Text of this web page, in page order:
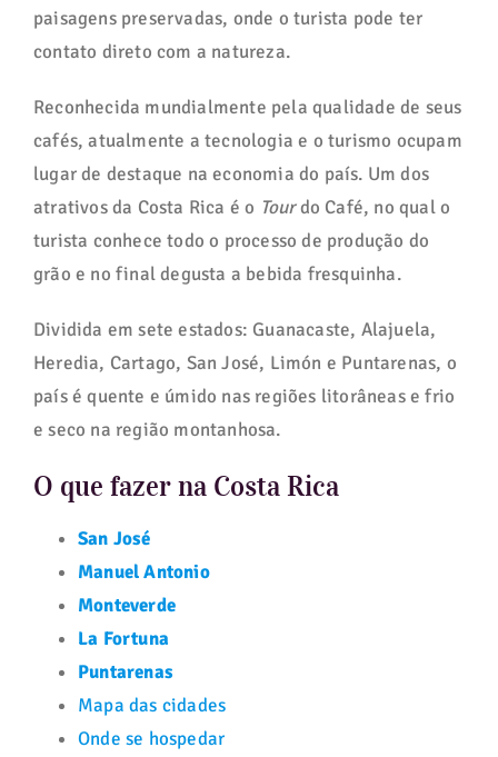
paisagens preservadas, onde o turista pode ter
contato direto com a natureza.
Reconhecida mundialmente pela qualidade de seus
cafés, atualmente a tecnologia e o turismo ocupam
lugar de destaque na economia do país. Um dos
atrativos da Costa Rica é o Tourdo Café, no qual o
turista conhece todo o processo de produção do
grão e no final degusta a bebida fresquinha.
Dividida em sete estados: Guanacaste, Alajuela,
Heredia, Cartago, San José, Limón e Puntarenas, o
país é quente e úmido nas regiões litorâneas e frio
e seco na região montanhosa.
O que fazer na Costa Rica
San José
Manuel Antonio
Monteverde
La Fortuna
Puntarenas
Mapa das cidades
Onde se hospedar